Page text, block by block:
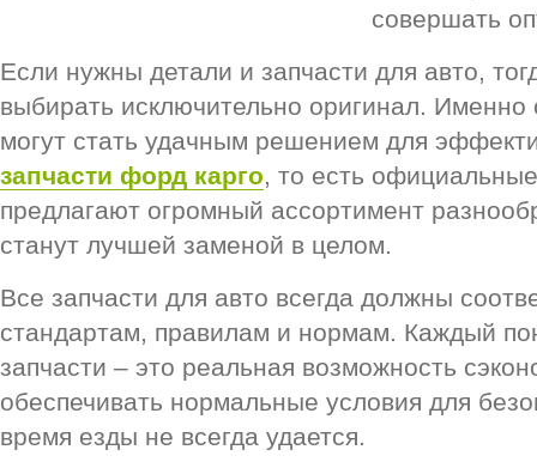
совершать
Если нужны детали и запчасти для авто,
выбирать исключительно оригинал. Именно
могут стать удачным решением для
запчасти форд карго, то есть
предлагают огромный ассортимент
станут лучшей заменой в целом.
Все запчасти для авто всегда должны
стандартам, правилам и нормам. Каждый
запчасти – это реальная возможность
обеспечивать нормальные условия для
время езды не всегда удается.